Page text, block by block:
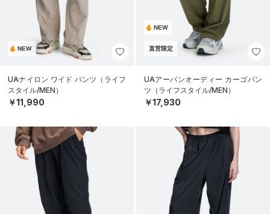
NEW
UAナイロン ワイド パンツ（ライフ
スタイル/MEN）
￥11,990
NEW
直営限定
UAアーバンオーディー カーゴパン
ツ（ライフスタイル/MEN）
￥17,930